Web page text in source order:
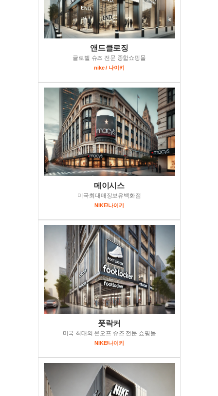
앤드클로징
글로벌 슈즈 전문 종합쇼핑몰
nike / 나이키
메이시스
미국최대매장보유백화점
NIKE/나이키
풋락커
미국 최대의 온오프 슈즈 전문 쇼핑몰
NIKE/나이키